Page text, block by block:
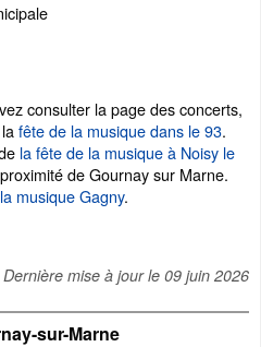
consulter la page des concerts,
fête de la musique dans le 93.
la fête de la musique à Noisy le
de Gournay sur Marne.
musique Gagny.
Dernière mise à jour le 09 juin 2026
sur-Marne